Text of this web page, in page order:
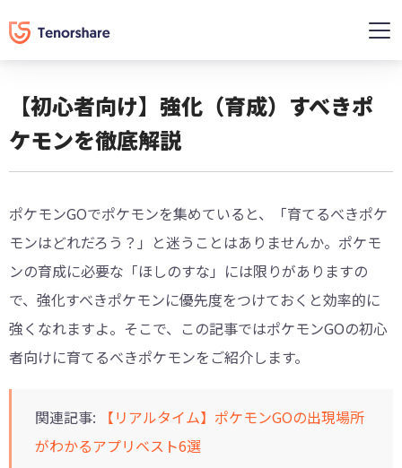
【初心者向け】強化（育成）すべきポ
ケモンを徹底解説
ポケモンGOでポケモンを集めていると、「育てるべきポケ
モンはどれだろう？」と迷うことはありませんか。ポケモ
ンの育成に必要な「ほしのすな」には限りがありますの
で、強化すべきポケモンに優先度をつけておくと効率的に
強くなれますよ。そこで、この記事ではポケモンGOの初心
者向けに育てるべきポケモンをご紹介します。
関連記事:
【リアルタイム】ポケモンGOの出現場所
がわかるアプリベスト6選